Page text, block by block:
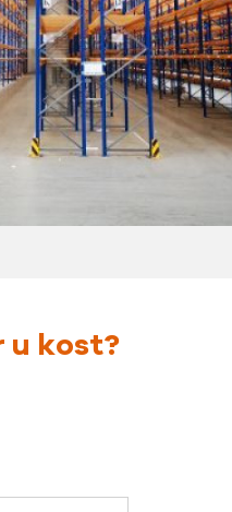
u kost?